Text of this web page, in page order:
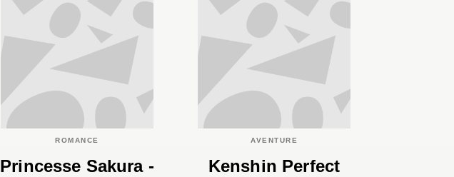
ROMANCE
Princesse Sakura -
AVENTURE
Kenshin Perfect